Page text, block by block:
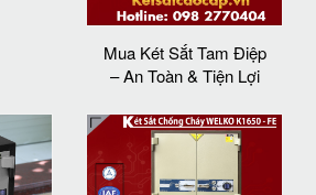
Mua Két Sắt Tam Điệp
– An Toàn & Tiện Lợi